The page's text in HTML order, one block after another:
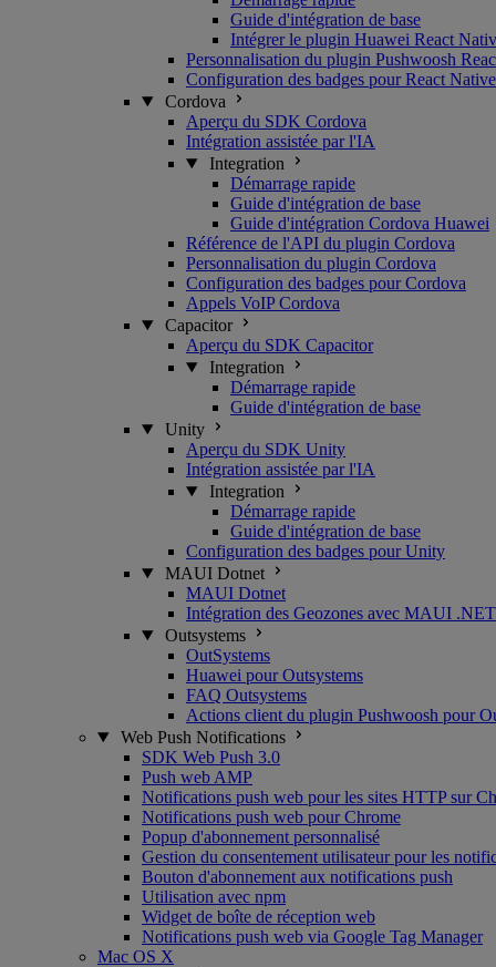
Guide d'intégration de base
Intégrer le plugin Huawei React
Personnalisation du plugin Pushwoosh
Configuration des badges pour React Native
Cordova
Aperçu du SDK Cordova
Intégration assistée par l'IA
Integration
Démarrage rapide
Guide d'intégration de base
Guide d'intégration Cordova Huawei
Référence de l'API du plugin Cordova
Personnalisation du plugin Cordova
Configuration des badges pour Cordova
Appels VoIP Cordova
Capacitor
Aperçu du SDK Capacitor
Integration
Démarrage rapide
Guide d'intégration de base
Unity
Aperçu du SDK Unity
Intégration assistée par l'IA
Integration
Démarrage rapide
Guide d'intégration de base
Configuration des badges pour Unity
MAUI Dotnet
MAUI Dotnet
Intégration des Geozones avec MAUI .NET
Outsystems
OutSystems
Huawei pour Outsystems
FAQ Outsystems
Actions client du plugin Pushwoosh pour
Web Push Notifications
SDK Web Push 3.0
Push web AMP
Notifications push web pour les sites HTTP sur
Notifications push web pour Chrome
Popup d'abonnement personnalisé
Gestion du consentement utilisateur pour les
Bouton d'abonnement aux notifications push
Utilisation avec npm
Widget de boîte de réception web
Notifications push web via Google Tag Manager
Mac OS X